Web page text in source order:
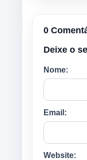
0
Deixe o
Nome:
Email:
Website: